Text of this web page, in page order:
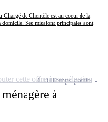
Chargé de Clientèle est au coeur de la
domicile. Ses missions principales sont
à
CDITemps partiel
cette offre à ma sélection